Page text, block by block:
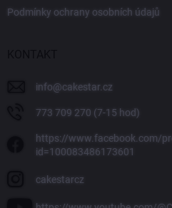
Podmínky ochrany osobních údajů
info@cakestar.cz
773 709 270 (7-15 hod)
https://www.facebook.com/
id=100083486173601
cakestarcz